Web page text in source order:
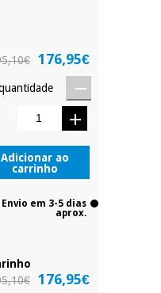
176,95€
Adicionar ao
carrinho
Envio em 3-5 dias
aprox.
176,95€